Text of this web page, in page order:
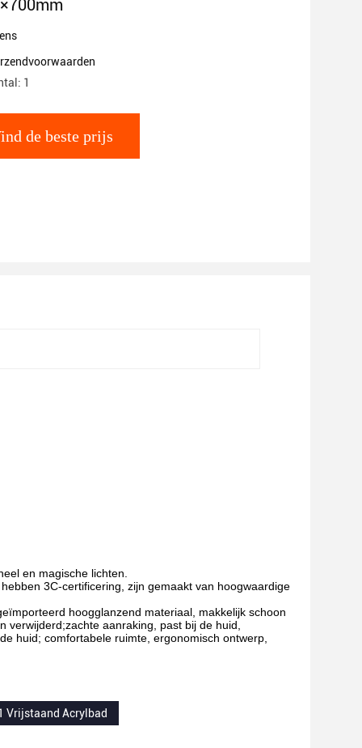
1
de beste prijs
en magische lichten.
3C-certificering, zijn gemaakt van hoogwaardige
hoogglanzend materiaal, makkelijk schoon
aanraking, past bij de huid,
huid; comfortabele ruimte, ergonomisch ontwerp,
Vrijstaand Acrylbad